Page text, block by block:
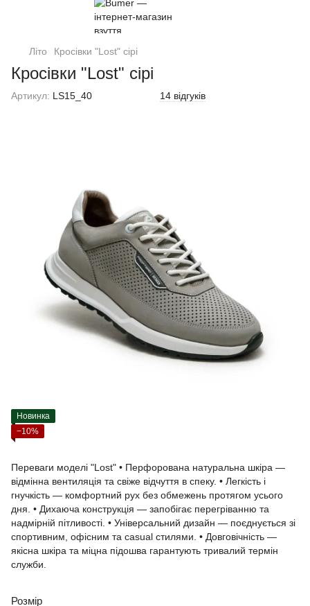
Літо Кросівки "Lost" сірі
Кросівки "Lost" сірі
Артикул: LS15_40 14 відгуків
Новинка
−10%
Переваги моделі "Lost" • Перфорована натуральна шкіра —
відмінна вентиляція та свіже відчуття в спеку. • Легкість і
гнучкість — комфортний рух без обмежень протягом усього
дня. • Дихаюча конструкція — запобігає перегріванню та
надмірній пітливості. • Універсальний дизайн — поєднується зі
спортивним, офісним та casual стилями. • Довговічність —
якісна шкіра та міцна підошва гарантують тривалий термін
служби.
Розмір